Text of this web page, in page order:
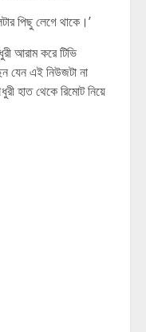
পিছু লেগে থাকে।’
আরাম করে টিভি
যেন এই নিউজটা না
হাত থেকে রিমোট নিয়ে